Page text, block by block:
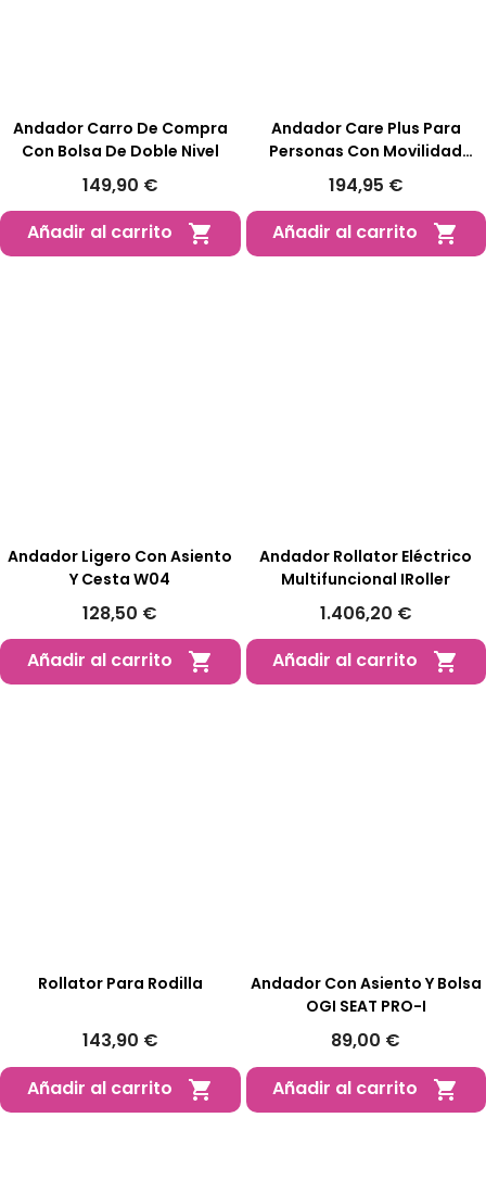
Andador Carro De Compra
Con Bolsa De Doble Nivel
149,90 €
Añadir al carrito

Andador Care Plus Para
Personas Con Movilidad
Reducida
194,95 €
Añadir al carrito

Andador Ligero Con Asiento
Y Cesta W04
128,50 €
Añadir al carrito

Andador Rollator Eléctrico
Multifuncional IRoller
1.406,20 €
Añadir al carrito

Rollator Para Rodilla
143,90 €
Añadir al carrito

Andador Con Asiento Y Bolsa
OGI SEAT PRO-I
89,00 €
Añadir al carrito
